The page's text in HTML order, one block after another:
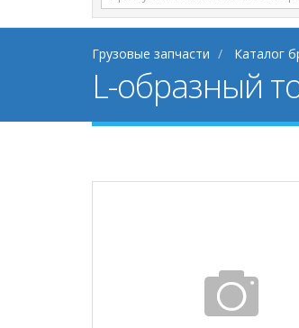
Грузовые запчасти Каталог
L-образный